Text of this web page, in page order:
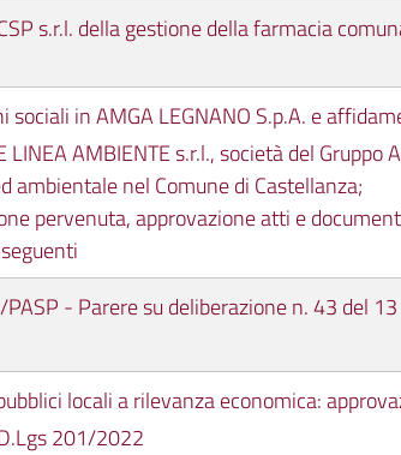
s.r.l. della gestione della farmacia
sociali in AMGA LEGNANO S.p.A. e
AMBIENTE s.r.l., società del Gruppo
ambientale nel Comune di Castellanza;
pervenuta, approvazione atti e
- Parere su deliberazione n. 43 del 13
locali a rilevanza economica:
201/2022